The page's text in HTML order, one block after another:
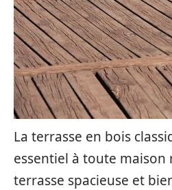
La terrasse en bois
essentiel à toute maison
terrasse spacieuse et